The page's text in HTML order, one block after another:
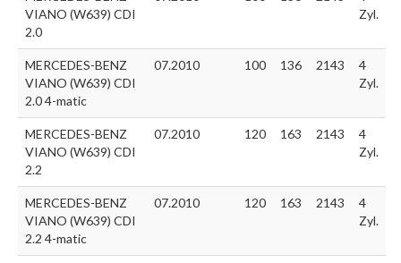
VIANO (W639) CDI
2.0
Zyl.
MERCEDES-BENZ
VIANO (W639) CDI
2.0 4-matic
07.2010 100 136 2143
4
Zyl.
MERCEDES-BENZ
VIANO (W639) CDI
2.2
07.2010 120 163 2143
4
Zyl.
MERCEDES-BENZ
VIANO (W639) CDI
2.2 4-matic
07.2010 120 163 2143
4
Zyl.